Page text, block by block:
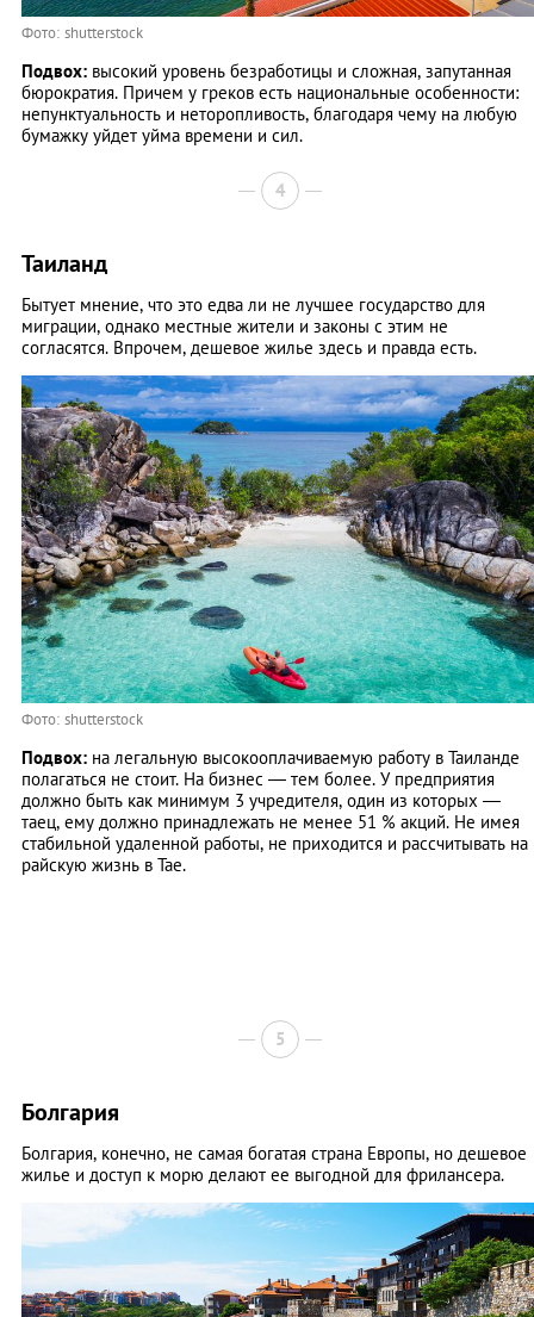
Фото: shutterstock
Подвох: высокий уровень безработицы и сложная, запутанная
бюрократия. Причем у греков есть национальные особенности:
непунктуальность и неторопливость, благодаря чему на любую
бумажку уйдет уйма времени и сил.
4
Таиланд
Бытует мнение, что это едва ли не лучшее государство для
миграции, однако местные жители и законы с этим не
согласятся. Впрочем, дешевое жилье здесь и правда есть.
Фото: shutterstock
Подвох: на легальную высокооплачиваемую работу в Таиланде
полагаться не стоит. На бизнес — тем более. У предприятия
должно быть как минимум 3 учредителя, один из которых —
таец, ему должно принадлежать не менее 51 % акций. Не имея
стабильной удаленной работы, не приходится и рассчитывать на
райскую жизнь в Тае.
5
Болгария
Болгария, конечно, не самая богатая страна Европы, но дешевое
жилье и доступ к морю делают ее выгодной для фрилансера.